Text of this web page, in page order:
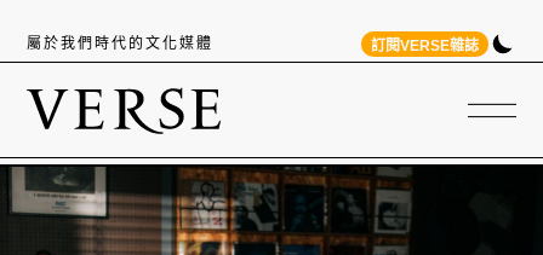
屬於我們時代的文化媒體 訂閱VERSE雜誌